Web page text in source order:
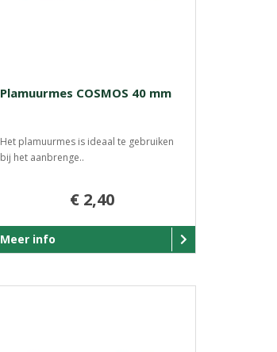
Plamuurmes COSMOS 40 mm
Het plamuurmes is ideaal te gebruiken
bij het aanbrenge..
€ 2,40
Meer info